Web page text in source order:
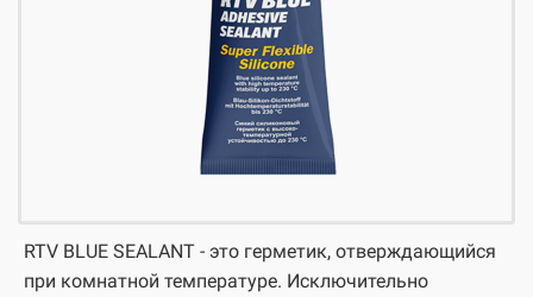
RTV BLUE SEALANT - это герметик, отверждающийся
при комнатной температуре. Исключительно